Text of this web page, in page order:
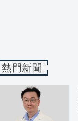
熱門新聞